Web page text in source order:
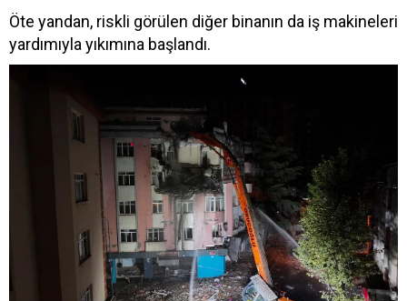
Öte yandan, riskli görülen diğer binanın da iş makineleri
yardımıyla yıkımına başlandı.